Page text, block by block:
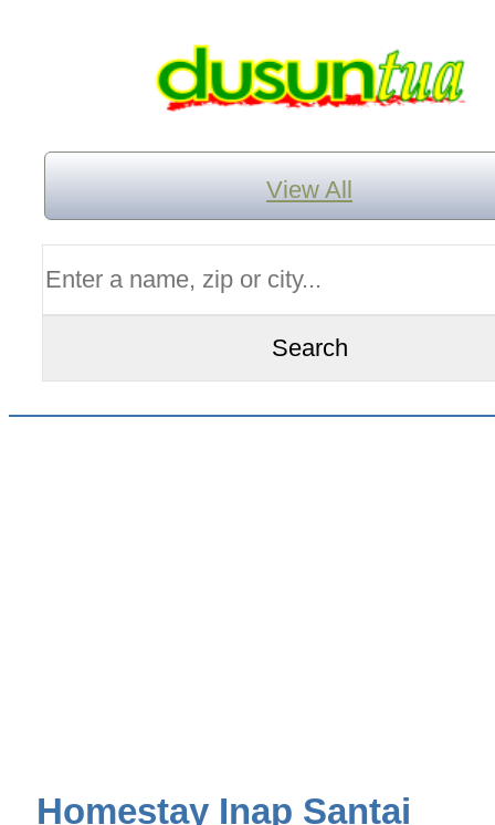
View All
Homestay Inap Santai